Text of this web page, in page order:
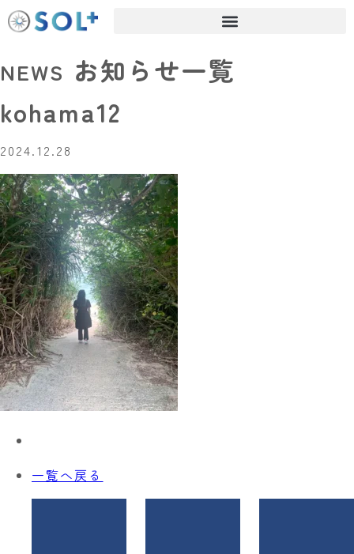
NEWS お知らせ一覧
kohama12
2024.12.28
一覧へ戻る